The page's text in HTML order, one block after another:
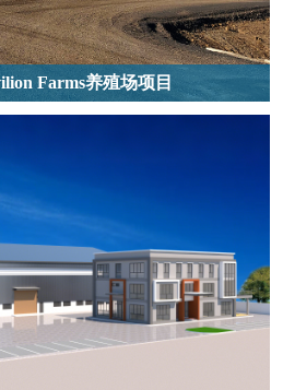
Farms养殖场项目
Farms养殖场项目，工程量为12套钢结